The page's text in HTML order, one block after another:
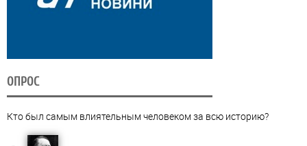
ОПРОС
Кто был самым влиятельным человеком за всю историю?